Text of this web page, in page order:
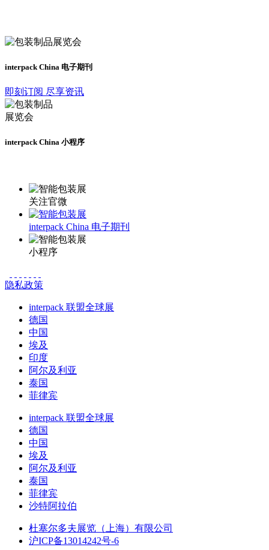
interpack China 电子期刊
即刻订阅 尽享资讯
interpack China 小程序
关注官微
interpack China 电子期刊
小程序
隐私政策
interpack 联盟全球展
德国
中国
埃及
印度
阿尔及利亚
泰国
菲律宾
interpack 联盟全球展
德国
中国
埃及
阿尔及利亚
泰国
菲律宾
沙特阿拉伯
杜塞尔多夫展览（上海）有限公司
沪ICP备13014242号-6